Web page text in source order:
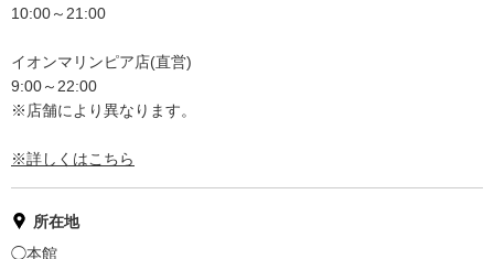
10:00～21:00
イオンマリンピア店(直営)
9:00～22:00
※店舗により異なります。
※詳しくはこちら
所在地
◯本館